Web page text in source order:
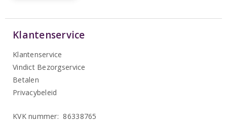
Klantenservice
Klantenservice
Vindict Bezorgservice
Betalen
Privacybeleid
KVK nummer: 86338765